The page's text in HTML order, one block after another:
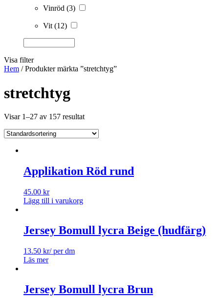
Vinröd (3)
Vit(12)
Visa filter
Hem / Produkter märkta ”stretchtyg”
stretchtyg
Visar 1–27 av 157 resultat
Applikation Röd rund
45.00 kr
Lägg till i varukorg
Jersey Bomull lycra Beige (hudfärg)
13.50 kr/ per dm
Läs mer
Jersey Bomull lycra Brun